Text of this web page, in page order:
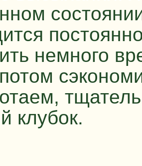
немного
клубок.